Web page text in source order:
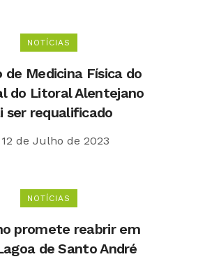
NOTÍCIAS
de Medicina Física do
do Litoral Alentejano
ser requalificado
12 de Julho de 2023
NOTÍCIAS
promete reabrir em
de Santo André